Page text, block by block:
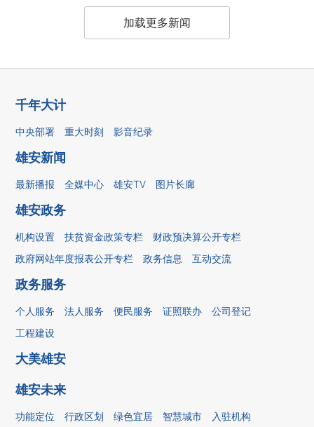
加载更多新闻
千年大计
中央部署 重大时刻 影音纪录
雄安新闻
最新播报 全媒中心 雄安TV 图片长廊
雄安政务
机构设置 扶贫资金政策专栏
财政预决算公开专栏
政府网站年度报表公开专栏
政务信息 互动交流
政务服务
个人服务 法人服务 便民服务 证照联办
公司登记
工程建设
大美雄安
雄安未来
功能定位 行政区划 绿色宜居 智慧城市 入驻机构